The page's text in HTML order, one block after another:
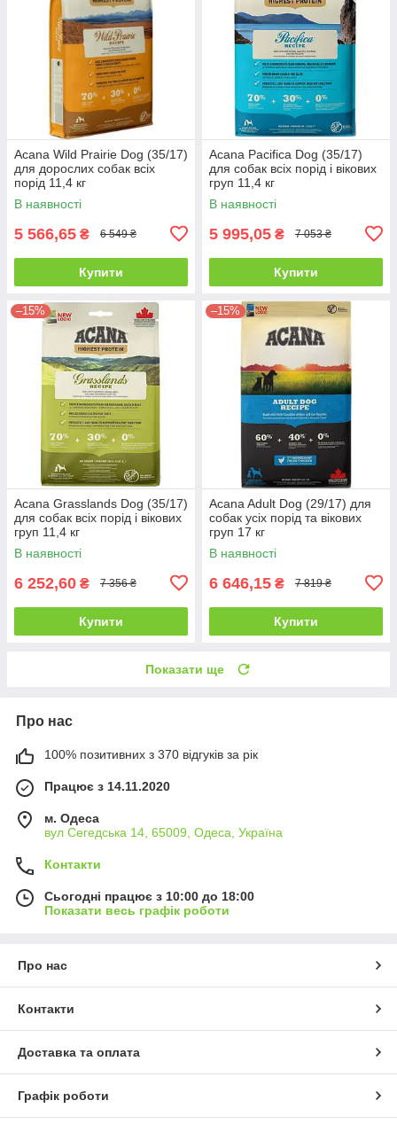
Acana Wild Prairie Dog (35/17)
для дорослих собак всіх
порід 11,4 кг
В наявності
5 566,65 ₴ 6 549 ₴
Купити
Acana Pacifica Dog (35/17)
для собак всіх порід і вікових
груп 11,4 кг
В наявності
5 995,05 ₴ 7 053 ₴
Купити
–15%
Acana Grasslands Dog (35/17)
для собак всіх порід і вікових
груп 11,4 кг
В наявності
6 252,60 ₴ 7 356 ₴
Купити
–15%
Acana Adult Dog (29/17) для
собак усіх порід та вікових
груп 17 кг
В наявності
6 646,15 ₴ 7 819 ₴
Купити
Показати ще
Про нас
100% позитивних з 370 відгуків за рік
Працює з 14.11.2020
м. Одеса
вул Сегедська 14, 65009, Одеса, Україна
Контакти
Сьогодні працює з 10:00 до 18:00
Показати весь графік роботи
Про нас
Контакти
Доставка та оплата
Графік роботи